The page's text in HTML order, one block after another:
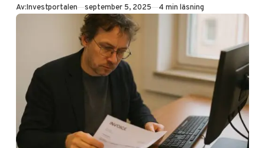
du hittar ditt
nummer. Komplett
guide för
företagare.
Av:Investportalen Publicerad
september 5, 2025 4 min läsning